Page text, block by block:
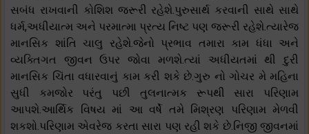
સબંધ રાખવાની કોશિશ જરૂરી રહેશે.પુરુસાર્થ કરવાની સાથે સાથે
ધર્મ,અધીયાત્મ અને પરમાત્મા પ્રત્ય નિષ્ટ પણ જરૂરી રહેશે.ત્યારેજ
માનસિક શાંતિ ચાલુ રહેશે.જેનો પ્રભાવ તમારા કામ ધંધા અને
વ્યક્તિગત જીવન ઉપર જોવા મળશે.ત્યાં અધીયતમાં થી દુરી
માનસિક ચિંતા વધારવાનું કામ કરી શકે છે.ગુરુ નો ગોચર મે મહિના
સુધી કમજોર પરંતુ પછી તુલનાત્મક રૂપથી સારા પરિણામ
આપશે.આર્થિક વિષય માં આ વર્ષે તમે મિશ્રણ પરિણામ મેળવી
શકશો.પરિણામ એવરેજ કરતા સારા પણ રહી શકે છે.નિજી જીવનમાં